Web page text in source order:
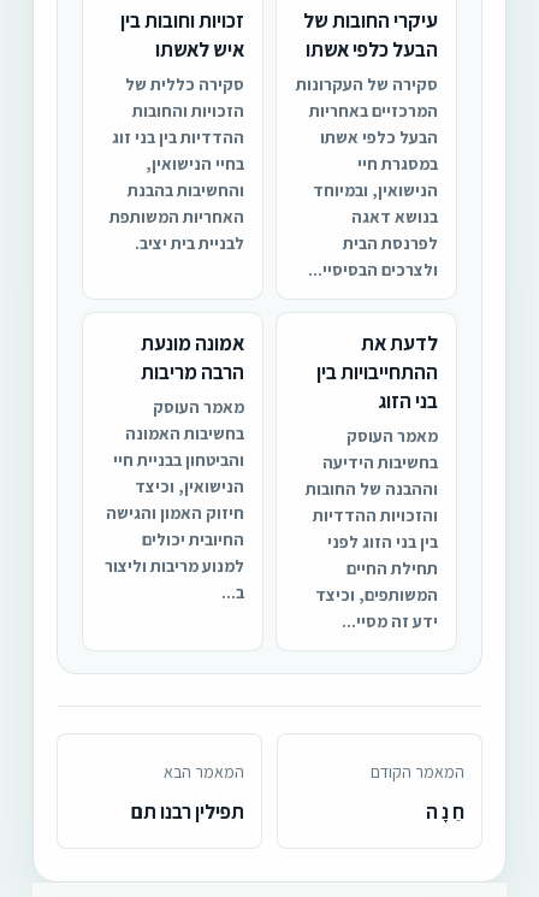
עיקרי החובות של
הבעל כלפי אשתו
סקירה של העקרונות
המרכזיים באחריות
הבעל כלפי אשתו
במסגרת חיי
הנישואין, ובמיוחד
בנושא דאגה
לפרנסת הבית
ולצרכים הבסיסיי...
זכויות וחובות בין
איש לאשתו
סקירה כללית של
הזכויות והחובות
ההדדיות בין בני זוג
בחיי הנישואין,
והחשיבות בהבנת
האחריות המשותפת
לבניית בית יציב.
לדעת את
ההתחייבויות בין
בני הזוג
מאמר העוסק
בחשיבות הידיעה
וההבנה של החובות
והזכויות ההדדיות
בין בני הזוג לפני
תחילת החיים
המשותפים, וכיצד
ידע זה מסיי...
אמונה מונעת
הרבה מריבות
מאמר העוסק
בחשיבות האמונה
והביטחון בבניית חיי
הנישואין, וכיצד
חיזוק האמון והגישה
החיובית יכולים
למנוע מריבות וליצור
ב...
המאמר הקודם
חֵ נָ ה
המאמר הבא
תפילין רבנו תם